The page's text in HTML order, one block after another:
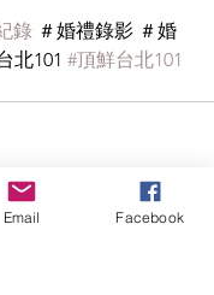
錄 ＃婚禮錄影 ＃婚
北101 #頂鮮台北101
Email Facebook